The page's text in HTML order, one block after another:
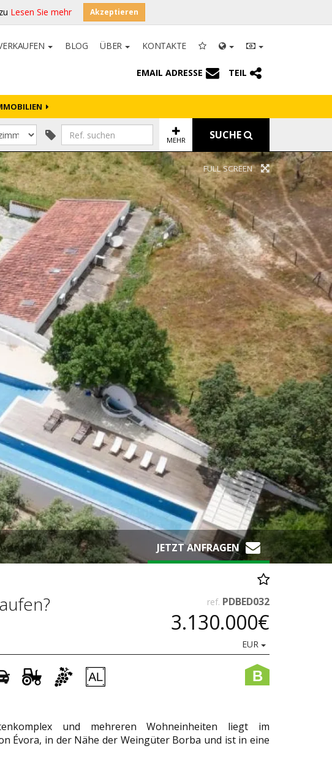
Lesen Sie mehr Akzeptieren
BLOG ÜBER KONTAKTE
EMAIL ADRESSE TEIL
MEHR SUCHE
FULL SCREEN
JETZT ANFRAGEN
ref. PDBED032
3.130.000€
EUR
B
und mehreren Wohneinheiten liegt im
Évora, in der Nähe der Weingüter Borba und ist in eine